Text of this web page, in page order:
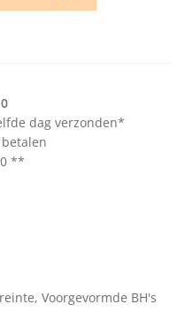
dag verzonden*
**
, Voorgevormde BH's